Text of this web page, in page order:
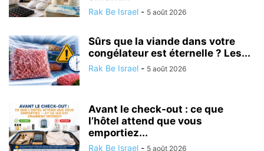
Rak Be Israel - 5 août 2026
Sûrs que la viande dans votre
congélateur est éternelle ? Les...
Rak Be Israel - 5 août 2026
Avant le check-out : ce que
l’hôtel attend que vous
emportiez...
Rak Be Israel - 5 août 2026